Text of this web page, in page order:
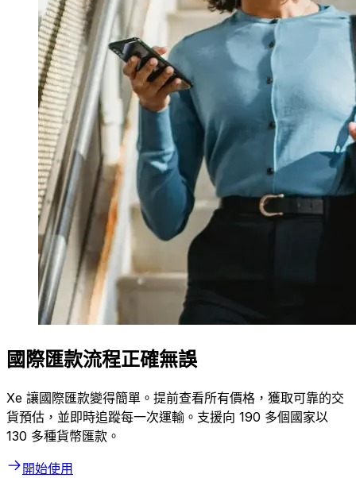
國際匯款流程正確無誤
Xe 讓國際匯款變得簡單。提前查看所有價格，獲取可靠的交
貨預估，並即時追蹤每一次運輸。支援向 190 多個國家以
130 多種貨幣匯款。
開始使用